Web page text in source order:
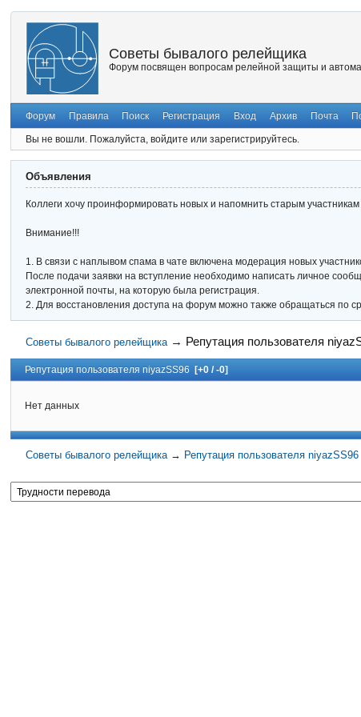
Советы бывалого релейщика
Форум посвящен вопросам релейной защиты и
Форум Правила Поиск Регистрация Вход Архив Почта
Вы не вошли. Пожалуйста, войдите или зарегистрируйтесь.
Объявления
Коллеги хочу проинформировать новых и напомнить старым
Внимание!!!
1. В связи с наплывом спама в чате включена модерация новых
После подачи заявки на вступление необходимо написать личное
электронной почты, на которую была регистрация.
2. Для восстановления доступа на форум можно также обращаться по
Советы бывалого релейщика → Репутация пользователя
Репутация пользователя niyazSS96 [+0 / -0]
Нет данных
Советы бывалого релейщика → Репутация пользователя niyazSS96